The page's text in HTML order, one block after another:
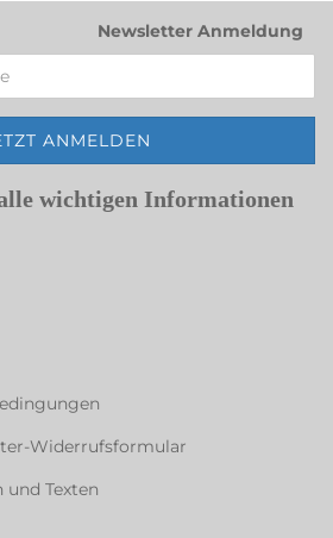
Newsletter Anmeldung
wichtigen Informationen
Widerrufsformular
und Texten